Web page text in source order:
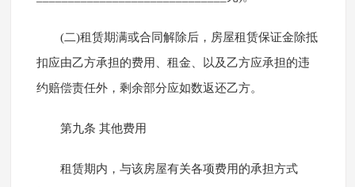
(二)租赁期满或合同解除后，房屋租赁保证金除抵
扣应由乙方承担的费用、租金、以及乙方应承担的违
约赔偿责任外，剩余部分应如数返还乙方。
第九条 其他费用
租赁期内，与该房屋有关各项费用的承担方式